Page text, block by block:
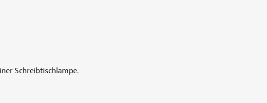
Schreibtischlampe.